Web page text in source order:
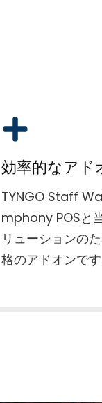
効率的なアド
TYNGO Staff
mphony POSと
リューションの
格のアドオンです